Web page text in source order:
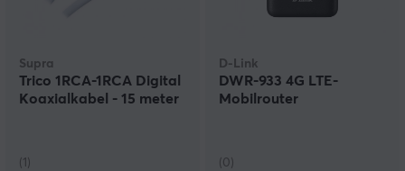
Supra
Trico 1RCA-1RCA Digital
Koaxialkabel - 15 meter
(1)
D-Link
DWR-933 4G LTE-
Mobilrouter
(0)